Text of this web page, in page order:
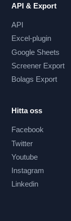
API & Export
API
Excel-plugin
Google Sheets
Screener Export
Bolags Export
Hitta oss
Facebook
Twitter
Youtube
Instagram
Linkedin